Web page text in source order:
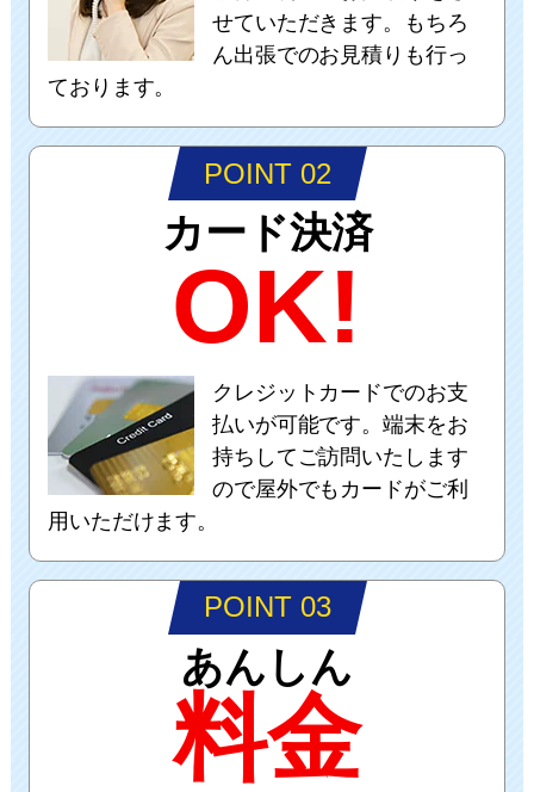
せていただきます。もちろ
ん出張でのお見積りも行っ
ております。
POINT 02
カード決済
OK!
クレジットカードでのお支
払いが可能です。端末をお
持ちしてご訪問いたします
ので屋外でもカードがご利
用いただけます。
POINT 03
あんしん
料金